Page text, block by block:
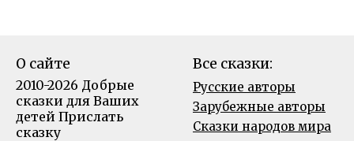
О сайте
2010-2026 Добрые
сказки для Ваших
детей Прислать
сказку
Все сказки:
Русские авторы
Зарубежные авторы
Сказки народов мира